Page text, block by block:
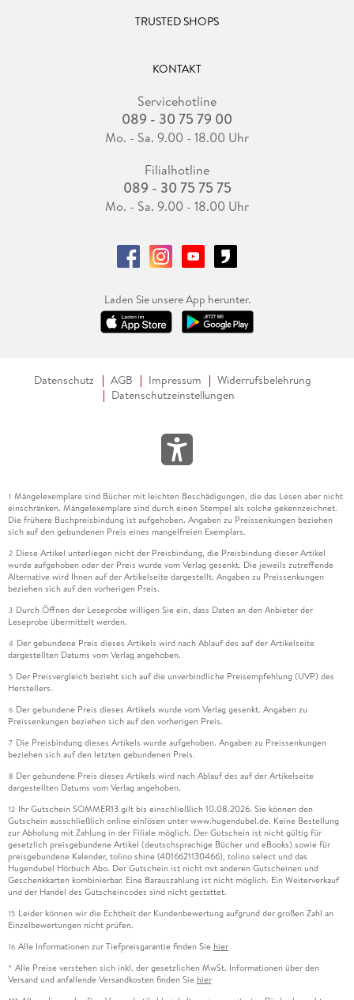
TRUSTED SHOPS
KONTAKT
Servicehotline
089 - 30 75 79 00
Mo. - Sa. 9.00 - 18.00 Uhr
Filialhotline
089 - 30 75 75 75
Mo. - Sa. 9.00 - 18.00 Uhr
Laden Sie unsere App herunter.
Datenschutz AGB Impressum
Widerrufsbelehrung
Datenschutzeinstellungen
1 Mängelexemplare sind Bücher mit leichten Beschädigungen, die das Lesen aber nicht
einschränken. Mängelexemplare sind durch einen Stempel als solche gekennzeichnet.
Die frühere Buchpreisbindung ist aufgehoben. Angaben zu Preissenkungen beziehen
sich auf den gebundenen Preis eines mangelfreien Exemplars.
2 Diese Artikel unterliegen nicht der Preisbindung, die Preisbindung dieser Artikel
wurde aufgehoben oder der Preis wurde vom Verlag gesenkt. Die jeweils zutreffende
Alternative wird Ihnen auf der Artikelseite dargestellt. Angaben zu Preissenkungen
beziehen sich auf den vorherigen Preis.
3 Durch Öffnen der Leseprobe willigen Sie ein, dass Daten an den Anbieter der
Leseprobe übermittelt werden.
4 Der gebundene Preis dieses Artikels wird nach Ablauf des auf der Artikelseite
dargestellten Datums vom Verlag angehoben.
5 Der Preisvergleich bezieht sich auf die unverbindliche Preisempfehlung (UVP) des
Herstellers.
6 Der gebundene Preis dieses Artikels wurde vom Verlag gesenkt. Angaben zu
Preissenkungen beziehen sich auf den vorherigen Preis.
7 Die Preisbindung dieses Artikels wurde aufgehoben. Angaben zu Preissenkungen
beziehen sich auf den letzten gebundenen Preis.
8 Der gebundene Preis dieses Artikels wird nach Ablauf des auf der Artikelseite
dargestellten Datums vom Verlag angehoben.
12 Ihr Gutschein SOMMER13 gilt bis einschließlich 10.08.2026. Sie können den
Gutschein ausschließlich online einlösen unter www.hugendubel.de. Keine Bestellung
zur Abholung mit Zahlung in der Filiale möglich. Der Gutschein ist nicht gültig für
gesetzlich preisgebundene Artikel (deutschsprachige Bücher und eBooks) sowie für
preisgebundene Kalender, tolino shine (4016621130466), tolino select und das
Hugendubel Hörbuch Abo. Der Gutschein ist nicht mit anderen Gutscheinen und
Geschenkkarten kombinierbar. Eine Barauszahlung ist nicht möglich. Ein Weiterverkauf
und der Handel des Gutscheincodes sind nicht gestattet.
15 Leider können wir die Echtheit der Kundenbewertung aufgrund der großen Zahl an
Einzelbewertungen nicht prüfen.
16 Alle Informationen zur Tiefpreisgarantie finden Sie hier
* Alle Preise verstehen sich inkl. der gesetzlichen MwSt. Informationen über den
Versand und anfallende Versandkosten finden Sie hier